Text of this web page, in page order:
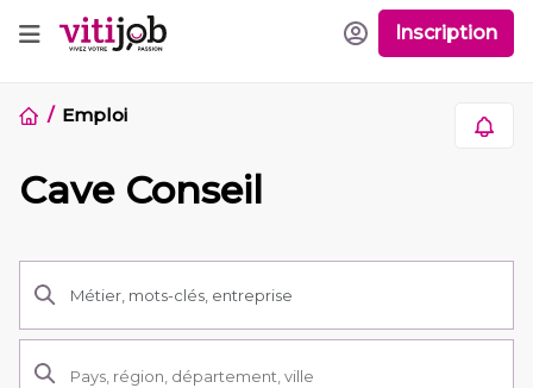
Inscription
Emploi
Cave Conseil